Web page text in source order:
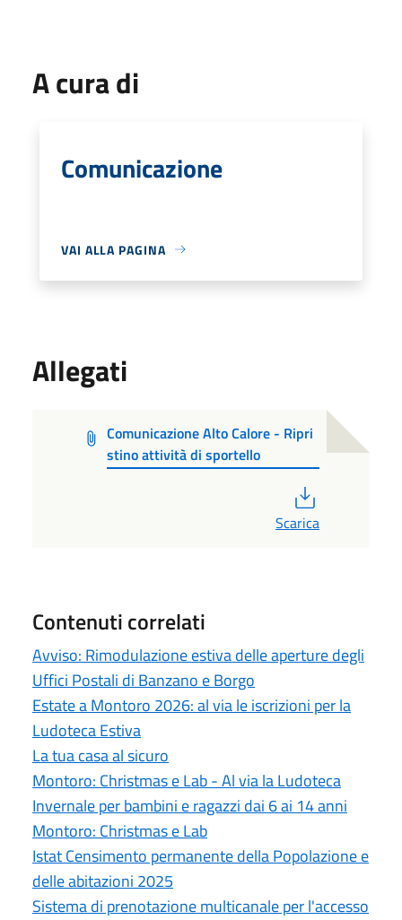
A cura di
Comunicazione
VAI ALLA PAGINA
Allegati
Comunicazione Alto Calore - Ripri
stino attività di sportello
Scarica
Contenuti correlati
Avviso: Rimodulazione estiva delle aperture degli
Uffici Postali di Banzano e Borgo
Estate a Montoro 2026: al via le iscrizioni per la
Ludoteca Estiva
La tua casa al sicuro
Montoro: Christmas e Lab - Al via la Ludoteca
Invernale per bambini e ragazzi dai 6 ai 14 anni
Montoro: Christmas e Lab
Istat Censimento permanente della Popolazione e
delle abitazioni 2025
Sistema di prenotazione multicanale per l'accesso